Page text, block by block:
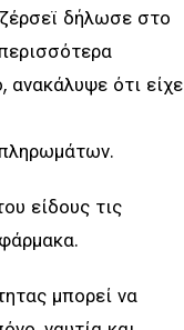
δήλωσε στο
ότι είχε
είδους τις
μπορεί να